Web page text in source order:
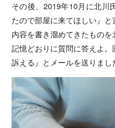
その後、2019年10月に北川
たので部屋に来てほしい』
内容を書き溜めてきたもの
記憶どおりに質問に答えよ
訴える』とメールを送りまし